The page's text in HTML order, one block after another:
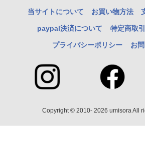
当サイトについて お買い物方法
paypal決済について 特定商取
プライバシーポリシー お
Copyright © 2010- 2026 umisora All